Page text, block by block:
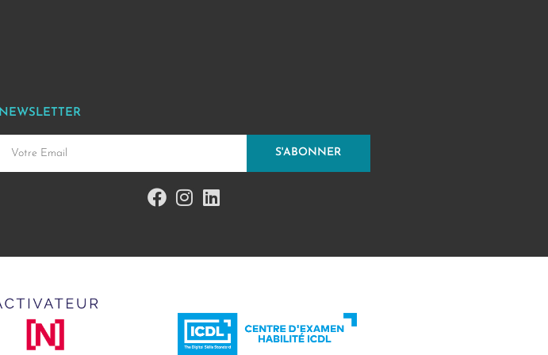
NEWSLETTER
S'ABONNER